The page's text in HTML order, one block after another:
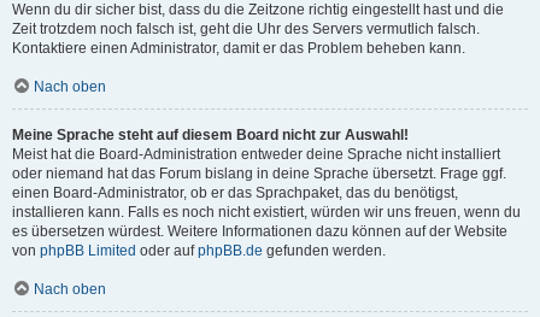
Wenn du dir sicher bist, dass du die Zeitzone richtig eingestellt hast und die
Zeit trotzdem noch falsch ist, geht die Uhr des Servers vermutlich falsch.
Kontaktiere einen Administrator, damit er das Problem beheben kann.
Nach oben
Meine Sprache steht auf diesem Board nicht zur Auswahl!
Meist hat die Board-Administration entweder deine Sprache nicht installiert
oder niemand hat das Forum bislang in deine Sprache übersetzt. Frage ggf.
einen Board-Administrator, ob er das Sprachpaket, das du benötigst,
installieren kann. Falls es noch nicht existiert, würden wir uns freuen, wenn du
es übersetzen würdest. Weitere Informationen dazu können auf der Website
von phpBB Limited oder aufphpBB.de gefunden werden.
Nach oben